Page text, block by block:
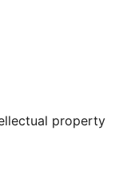
property